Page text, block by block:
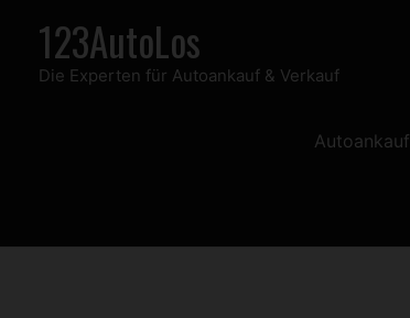
springen
123AutoLos
Die Experten für Autoankauf & Verkauf
Autoankauf